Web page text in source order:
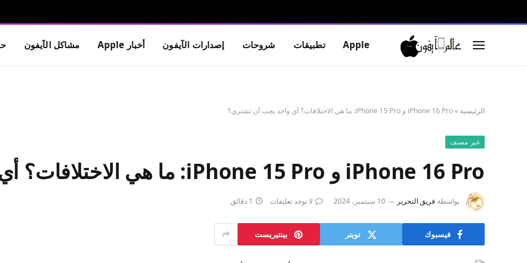
Apple تطبيقات شروحات إصدارات الآيفون أخبار Apple مشاكل الآيفون
الرئيسية »iPhone 16 Pro و iPhone 15 Pro: ما هي الاختلافات؟ أي واحد يجب أن تشتري؟
غير مصنف
iPhone 16 Pro و iPhone 15 Pro: ما هي الاختلافات؟ أي واحد يجب أن تشتري؟
بواسطة فريق التحرير 10 سبتمبر، 2024 لا توجد تعليقات 1 دقائق
فيسبوك تويتر بينتيريست